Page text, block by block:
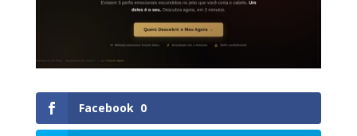
Facebook 0